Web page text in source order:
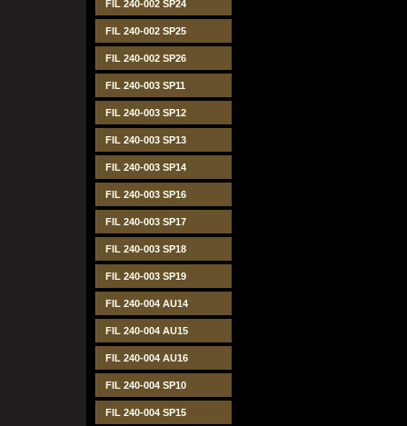
FIL 240-002 SP24
FIL 240-002 SP25
FIL 240-002 SP26
FIL 240-003 SP11
FIL 240-003 SP12
FIL 240-003 SP13
FIL 240-003 SP14
FIL 240-003 SP16
FIL 240-003 SP17
FIL 240-003 SP18
FIL 240-003 SP19
FIL 240-004 AU14
FIL 240-004 AU15
FIL 240-004 AU16
FIL 240-004 SP10
FIL 240-004 SP15